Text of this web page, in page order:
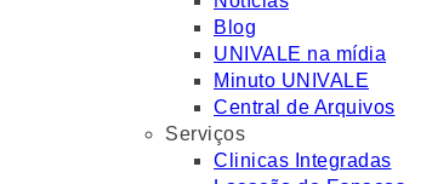
Blog
UNIVALE na mídia
Minuto UNIVALE
Central de Arquivos
Serviços
Clinicas Integradas